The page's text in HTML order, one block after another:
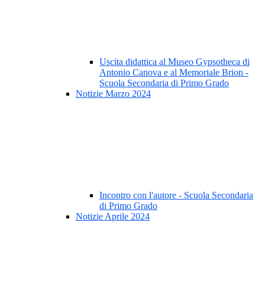
Uscita didattica al Museo Gypsotheca di
Antonio Canova e al Memoriale Brion -
Scuola Secondaria di Primo Grado
Notizie Marzo 2024
Incontro con l'autore - Scuola Secondaria
di Primo Grado
Notizie Aprile 2024